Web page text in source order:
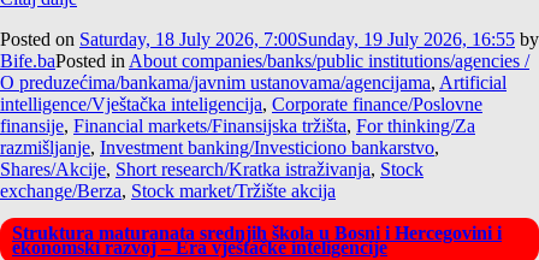
Posted on Saturday, 18 July 2026, 7:00Sunday, 19 July 2026, 16:55 by
Bife.baPosted in About companies/banks/public institutions/agencies /
O preduzećima/bankama/javnim ustanovama/agencijama, Artificial
intelligence/Vještačka inteligencija, Corporate finance/Poslovne
finansije, Financial markets/Finansijska tržišta, For thinking/Za
razmišljanje, Investment banking/Investiciono bankarstvo,
Shares/Akcije, Short research/Kratka istraživanja, Stock
exchange/Berza, Stock market/Tržište akcija
Struktura maturanata srednjih škola u Bosni i Hercegovini i
ekonomski razvoj – Era vještačke inteligencije